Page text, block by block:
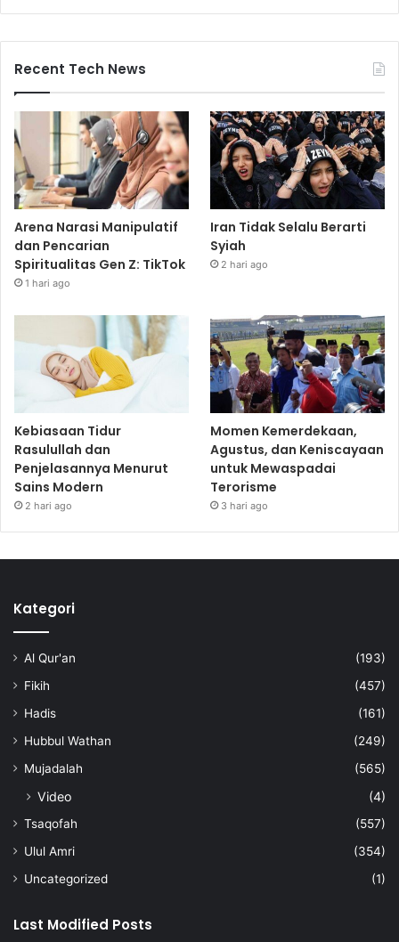
Recent Tech News
Arena Narasi Manipulatif
dan Pencarian
Spiritualitas Gen Z: TikTok
1 hari ago
Iran Tidak Selalu Berarti
Syiah
2 hari ago
Kebiasaan Tidur
Rasulullah dan
Penjelasannya Menurut
Sains Modern
2 hari ago
Momen Kemerdekaan,
Agustus, dan Keniscayaan
untuk Mewaspadai
Terorisme
3 hari ago
Kategori
Al Qur'an
(193)
Fikih
(457)
Hadis
(161)
Hubbul Wathan
(249)
Mujadalah
(565)
Video (4)
Tsaqofah
(557)
Ulul Amri
(354)
Uncategorized
(1)
Last Modified Posts